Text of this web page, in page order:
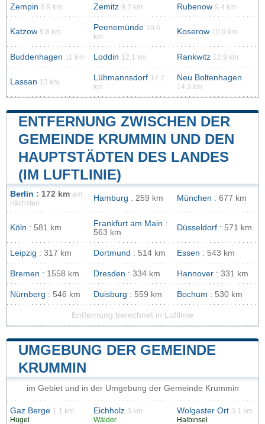
Zempin 8.9 km Zemitz 9.2 km Rubenow 9.4 km
Katzow 9.8 km Peenemünde 10.6
km
Koserow 10.9 km
Buddenhagen 11 km Loddin 12.1 km Rankwitz 12.9 km
Lassan 13 km Lühmannsdorf 14.2
km
Neu Boltenhagen
14.3 km
ENTFERNUNG ZWISCHEN DER
GEMEINDE KRUMMIN UND DEN
HAUPTSTÄDTEN DES LANDES
(IM LUFTLINIE)
Berlin : 172 km am
nächsten
Hamburg : 259 km München : 677 km
Köln : 581 km Frankfurt am Main :
563 km
Düsseldorf : 571 km
Leipzig : 317 km Dortmund : 514 km Essen : 543 km
Bremen : 1558 km Dresden : 334 km Hannover : 331 km
Nürnberg : 546 km Duisburg : 559 km Bochum : 530 km
Entfernung berechnet in Luftlinie
UMGEBUNG DER GEMEINDE
KRUMMIN
im Gebiet und in der Umgebung der Gemeinde Krummin
Gaz Berge 1.1 km
Hügel
Eichholz 3 km
Wälder
Wolgaster Ort 3.1 km
Halbinsel